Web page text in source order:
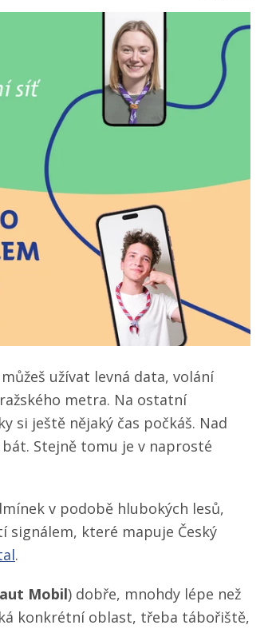
užívat levná data, volání
metra. Na ostatní
si ještě nějaký čas počkáš. Nad
Stejně tomu je v naprosté
v podobě hlubokých lesů,
signálem, které mapuje Český
.
Mobil) dobře, mnohdy lépe než
konkrétní oblast, třeba tábořiště,